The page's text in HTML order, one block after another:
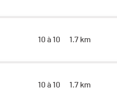
10 à 10 1.7 km
10 à 10 1.7 km